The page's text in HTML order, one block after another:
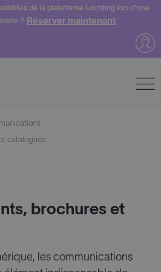
de la plateforme Lochting lors d'une
?
Réserver maintenant
catalogues
brochures et
les communications